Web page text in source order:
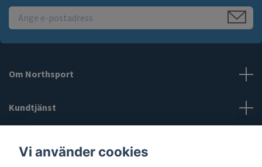
Om Northsport
Kundtjänst
Vi använder cookies